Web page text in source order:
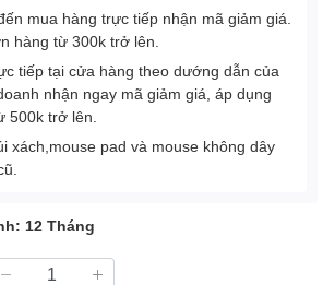
mua hàng trực tiếp nhận mã giảm giá.
hàng từ 300k trở lên.
tiếp tại cửa hàng theo dướng dẫn của
nhận ngay mã giảm giá, áp dụng
500k trở lên.
xách,mouse pad và mouse không dây
12 Tháng